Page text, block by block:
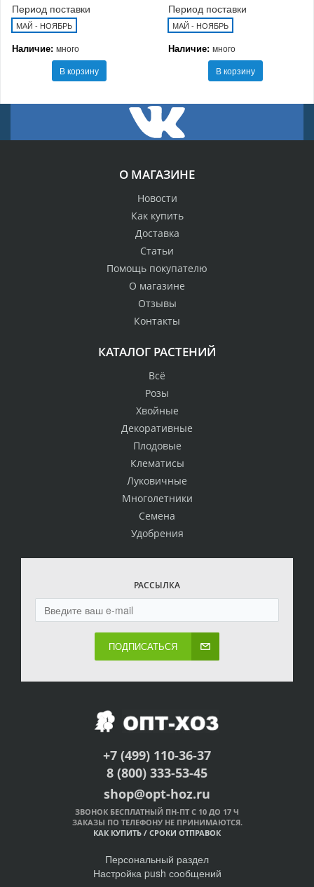
Период поставки
МАЙ - НОЯБРЬ
Наличие: много
В корзину
Период поставки
МАЙ - НОЯБРЬ
Наличие: много
В корзину
О МАГАЗИНЕ
Новости
Как купить
Доставка
Статьи
Помощь покупателю
О магазине
Отзывы
Контакты
КАТАЛОГ РАСТЕНИЙ
Всё
Розы
Хвойные
Декоративные
Плодовые
Клематисы
Луковичные
Многолетники
Семена
Удобрения
РАССЫЛКА
ПОДПИСАТЬСЯ
+7 (499) 110-36-37
8 (800) 333-53-45
shop@opt-hoz.ru
ЗВОНОК БЕСПЛАТНЫЙ ПН-ПТ С 10 ДО 17 Ч
ЗАКАЗЫ ПО ТЕЛЕФОНУ НЕ ПРИНИМАЮТСЯ.
КАК КУПИТЬ / СРОКИ ОТПРАВОК
Персональный раздел
Настройка push сообщений